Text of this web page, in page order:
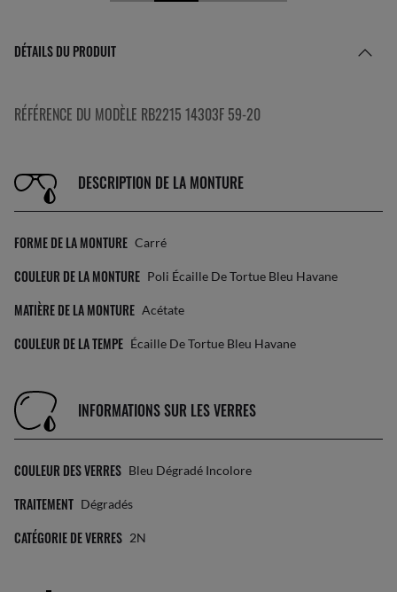
DÉTAILS DU PRODUIT
RÉFÉRENCE DU MODÈLE RB2215 14303F 59-20
DESCRIPTION DE LA MONTURE
FORME DE LA MONTURE Carré
COULEUR DE LA MONTURE Poli Écaille De Tortue Bleu Havane
MATIÈRE DE LA MONTURE Acétate
COULEUR DE LA TEMPE Écaille De Tortue Bleu Havane
INFORMATIONS SUR LES VERRES
COULEUR DES VERRES Bleu Dégradé Incolore
TRAITEMENT Dégradés
CATÉGORIE DE VERRES 2N